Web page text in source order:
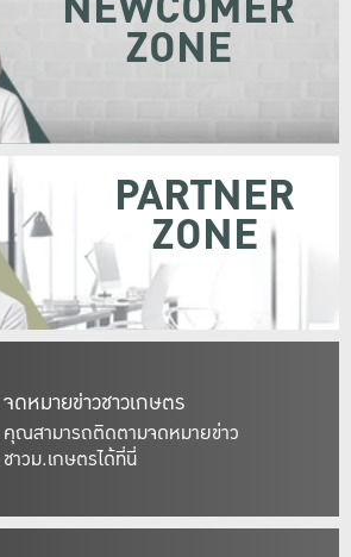
จดหมายข่าวชาวเกษตร
คุณสามารถติดตามจดหมายข่าว
ชาวม.เกษตรได้ที่นี่
ZONE
PARTNER
ZONE